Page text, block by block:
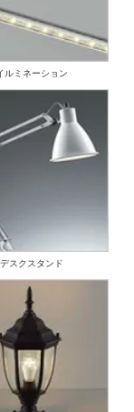
ルミネーション
スクスタンド